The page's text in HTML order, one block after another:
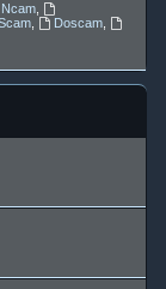
Ncam
Doscam